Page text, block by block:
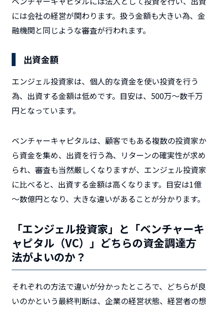
には会社の経営が関わります。扱う金額も大きい為、金
融機関と同じような審査が行われます。
出資金額
エンジェル投資家は、個人的な資金を使い投資を行う
為、出資する金額は低めです。目安は、500万～数千万
円となっています。
ベンチャーキャピタルは、顧客でもある複数の投資家か
ら資金を集め、出資を行う為、リターンの確実性が求め
られ、審査も当然厳しくなりますが、エンジェル投資家
に比べると、出資する金額は高くなります。目安は1億
～数億円となり、大きな違いがあることが分かります。
「エンジェル投資家」と「ベンチャーキ
ャピタル（VC）」どちらの資金調達方
法がよいのか？
それぞれの方法で違いが分かったところで、どちらが良
いのかという最終判断は、企業の経営状態、経営者の想